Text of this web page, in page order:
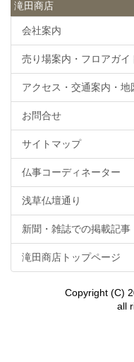
滝田商店
会社案内
売り場案内・フロアガイ
アクセス・交通案内・地
お問合せ
サイトマップ
仏事コーディネーター
浅草仏壇通り
新聞・雑誌での掲載記事
滝田商店トップページ
Copyright (C)
all